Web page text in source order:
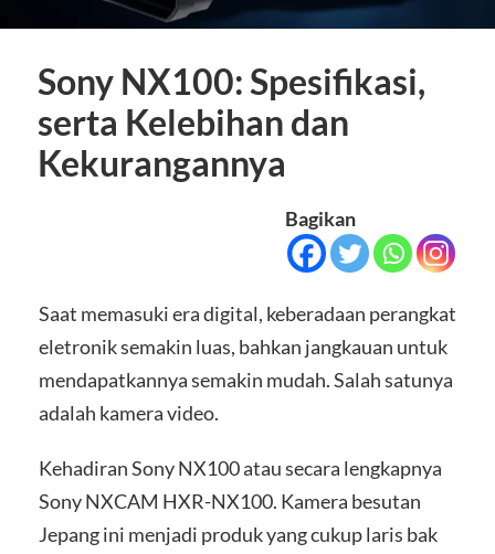
Sony NX100: Spesifikasi,
serta Kelebihan dan
Kekurangannya
Bagikan
Saat memasuki era digital, keberadaan perangkat
eletronik semakin luas, bahkan jangkauan untuk
mendapatkannya semakin mudah. Salah satunya
adalah kamera video.
Kehadiran Sony NX100 atau secara lengkapnya
Sony NXCAM HXR-NX100. Kamera besutan
Jepang ini menjadi produk yang cukup laris bak